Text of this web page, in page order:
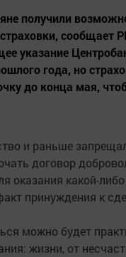
получили
сообщает
указание
года, но
до конца мая,
и раньше
договор
оказания какой-
принуждения к
можно будет
жизни, от